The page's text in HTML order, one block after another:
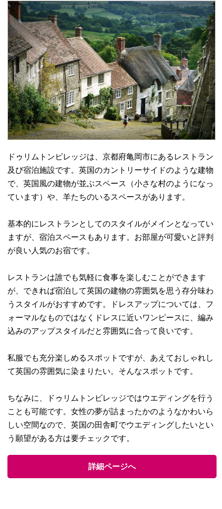
ドゥリムトンビレッジは、京都府亀岡市にあるレストラン
及び宿泊施設です。英国のカントリーサイドのような建物
で、英国風の建物が並ぶスペース（小さな村のようになっ
ています）や、羊たちのいるスペースがあります。
基本的にレストランとしてのスタイルがメインとなってい
ますが、宿泊スペースもあります。お部屋が可愛いと評判
が良い人気のお宿です。
レストランは誰でも気軽に食事を楽しむことができます
が、できれば宿泊して英国の建物の雰囲気を思う存分味わ
うスタイルがおすすめです。ドレスアップについては、フ
ォーマルなものではなくドレスに近いワンピースに、編み
込みのアップスタイルだと雰囲気に合って良いです。
私服でも充分楽しめるスポットですが、あえておしゃれし
て英国の雰囲気に染まりたい。そんなスポットです。
ちなみに、ドゥリムトンビレッジではウエディングを行う
ことも可能です。女性の夢が詰まったかのようなかわいら
しい空間なので、英国の田舎町でウエディングしたいとい
う願望がある方は要チェックです。
詳細ページへ